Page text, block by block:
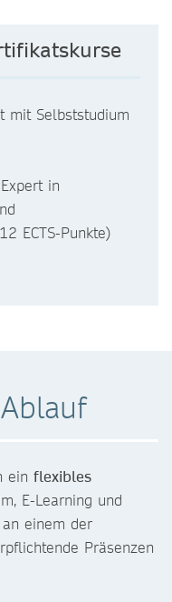
mit Selbststudium
in
ECTS-Punkte)
ein flexibles
E-Learning und
einem der
Präsenzen